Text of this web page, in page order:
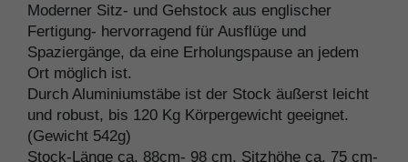
Moderner Sitz- und Gehstock aus englischer
Fertigung- hervorragend für Ausflüge und
Spaziergänge, da eine Erholungspause an jedem
Ort möglich ist.
Durch Aluminiumstäbe ist der Stock äußerst leicht
und robust, bis 120 Kg Körpergewicht geeignet.
(Gewicht 542g)
Stock-Länge ca. 88cm- 98 cm, Sitzhöhe ca. 75 cm-